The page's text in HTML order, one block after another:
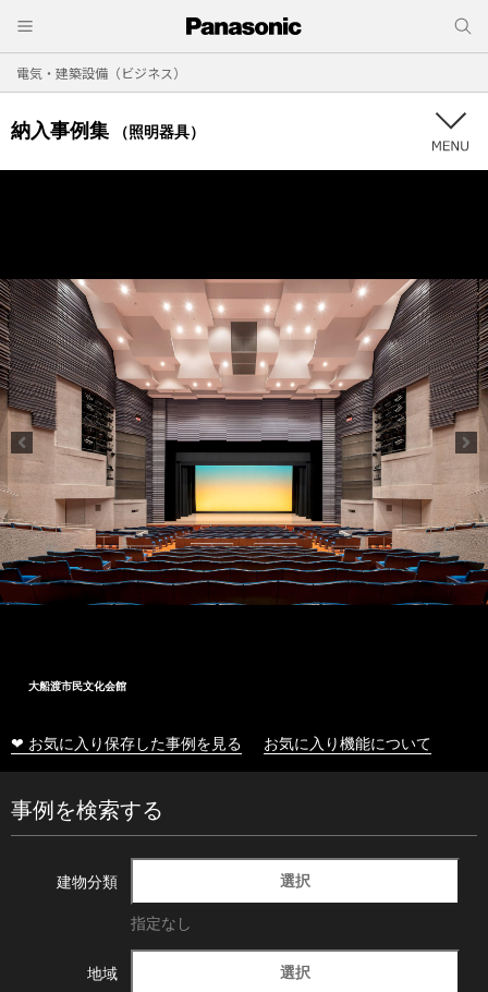
電気・建築設備（ビジネス）
納入事例集 （照明器具）
大船渡市民文化会館
❤ お気に入り保存した事例を見る お気に入り機能について
事例を検索する
建物分類 選択
指定なし
地域 選択